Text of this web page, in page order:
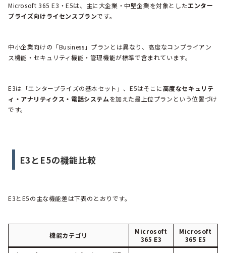
Microsoft 365 E3・E5は、主に大企業・中堅企業を対象としたエンター
プライズ向けライセンスプランです。
中小企業向けの「Business」プランとは異なり、高度なコンプライアン
ス機能・セキュリティ機能・管理機能が標準で含まれています。
E3は「エンタープライズの基本セット」、E5はそこに高度なセキュリテ
ィ・アナリティクス・電話システムを加えた最上位プランという位置づけ
です。
E3とE5の機能比較
E3とE5の主な機能差は下表のとおりです。
機能カテゴリ
Microsoft
365 E3
Microsoft
365 E5